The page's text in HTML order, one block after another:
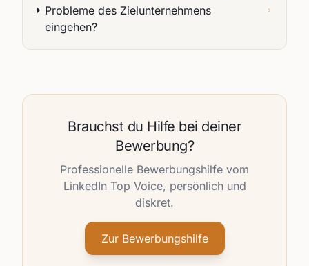
Probleme des Zielunternehmens
eingehen?
Brauchst du Hilfe bei deiner
Bewerbung?
Professionelle Bewerbungshilfe vom
LinkedIn Top Voice, persönlich und
diskret.
Zur Bewerbungshilfe